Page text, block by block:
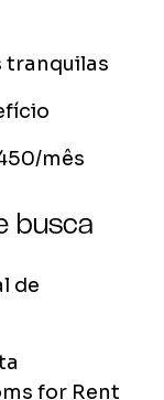
tranquilas
mês
busca
de
for Rent